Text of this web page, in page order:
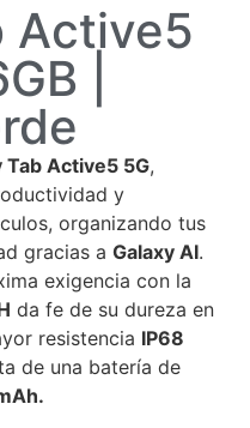
Active5
|
Tab Active5 5G,
y
organizando tus
gracias a Galaxy AI.
exigencia con la
da fe de su dureza en
resistencia IP68
de una batería de